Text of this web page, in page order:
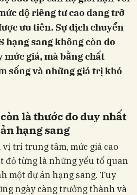
độ riêng tư cao đang trở
ưu tiên. Sự dịch chuyển
hạng sang không còn đo
mức giá, mà bằng chất
sống và những giá trị khó
là thước đo duy nhất
hạng sang
trí trung tâm, mức giá cao
đỏ từng là những yếu tố quan
một dự án hạng sang. Tuy
ngày càng trưởng thành và